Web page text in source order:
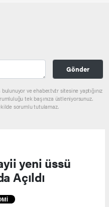
Gönder
ve ehaber.tv.tr sitesine yaptığınız
tek başınıza üstleniyorsunuz.
sorumlu tutulamaz.
yeni üssü
Açıldı